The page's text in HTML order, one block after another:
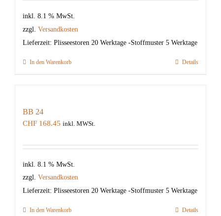
inkl. 8.1 % MwSt.
zzgl. Versandkosten
Lieferzeit: Plisseestoren 20 Werktage -Stoffmuster 5 Werktage
In den Warenkorb Details
BB 24
CHF 168.45 inkl. MWSt.
inkl. 8.1 % MwSt.
zzgl. Versandkosten
Lieferzeit: Plisseestoren 20 Werktage -Stoffmuster 5 Werktage
In den Warenkorb Details